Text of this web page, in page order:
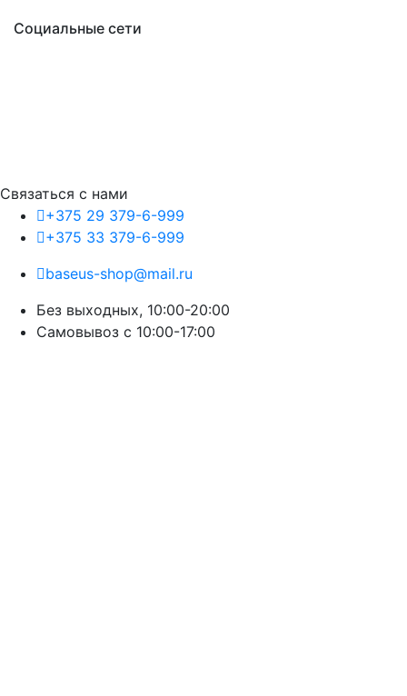
Социальные сети
Связаться с нами
+375 29 379-6-999
+375 33 379-6-999
baseus-shop@mail.ru
Без выходных, 10:00-20:00
Cамовывоз с 10:00-17:00